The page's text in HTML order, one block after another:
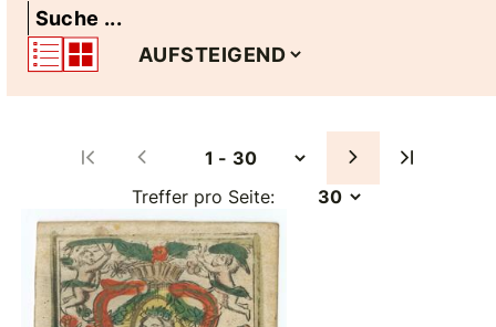
Treffer pro Seite: